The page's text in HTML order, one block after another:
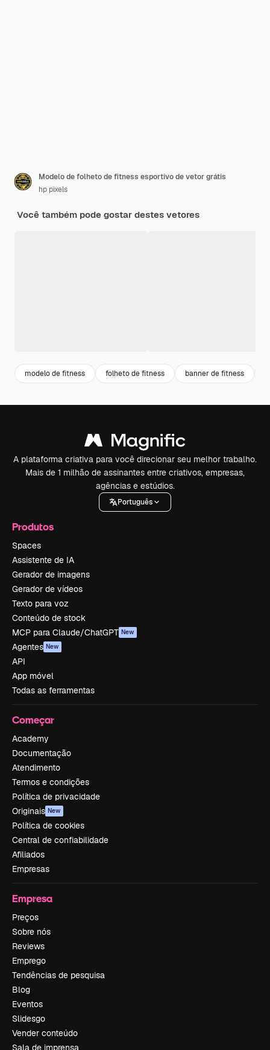
Modelo de folheto de fitness esportivo de vetor grátis
hp pixels
Você também pode gostar destes vetores
modelo de fitness folheto de fitness banner de fitness
A plataforma criativa para você direcionar seu melhor trabalho.
Mais de 1 milhão de assinantes entre criativos, empresas,
agências e estúdios.
Português
Produtos
Spaces
Assistente de IA
Gerador de imagens
Gerador de vídeos
Texto para voz
Conteúdo de stock
MCP para Claude/ChatGPT New
Agentes New
API
App móvel
Todas as ferramentas
Começar
Academy
Documentação
Atendimento
Termos e condições
Política de privacidade
Originais New
Política de cookies
Central de confiabilidade
Afiliados
Empresas
Empresa
Preços
Sobre nós
Reviews
Emprego
Tendências de pesquisa
Blog
Eventos
Slidesgo
Vender conteúdo
Sala de imprensa